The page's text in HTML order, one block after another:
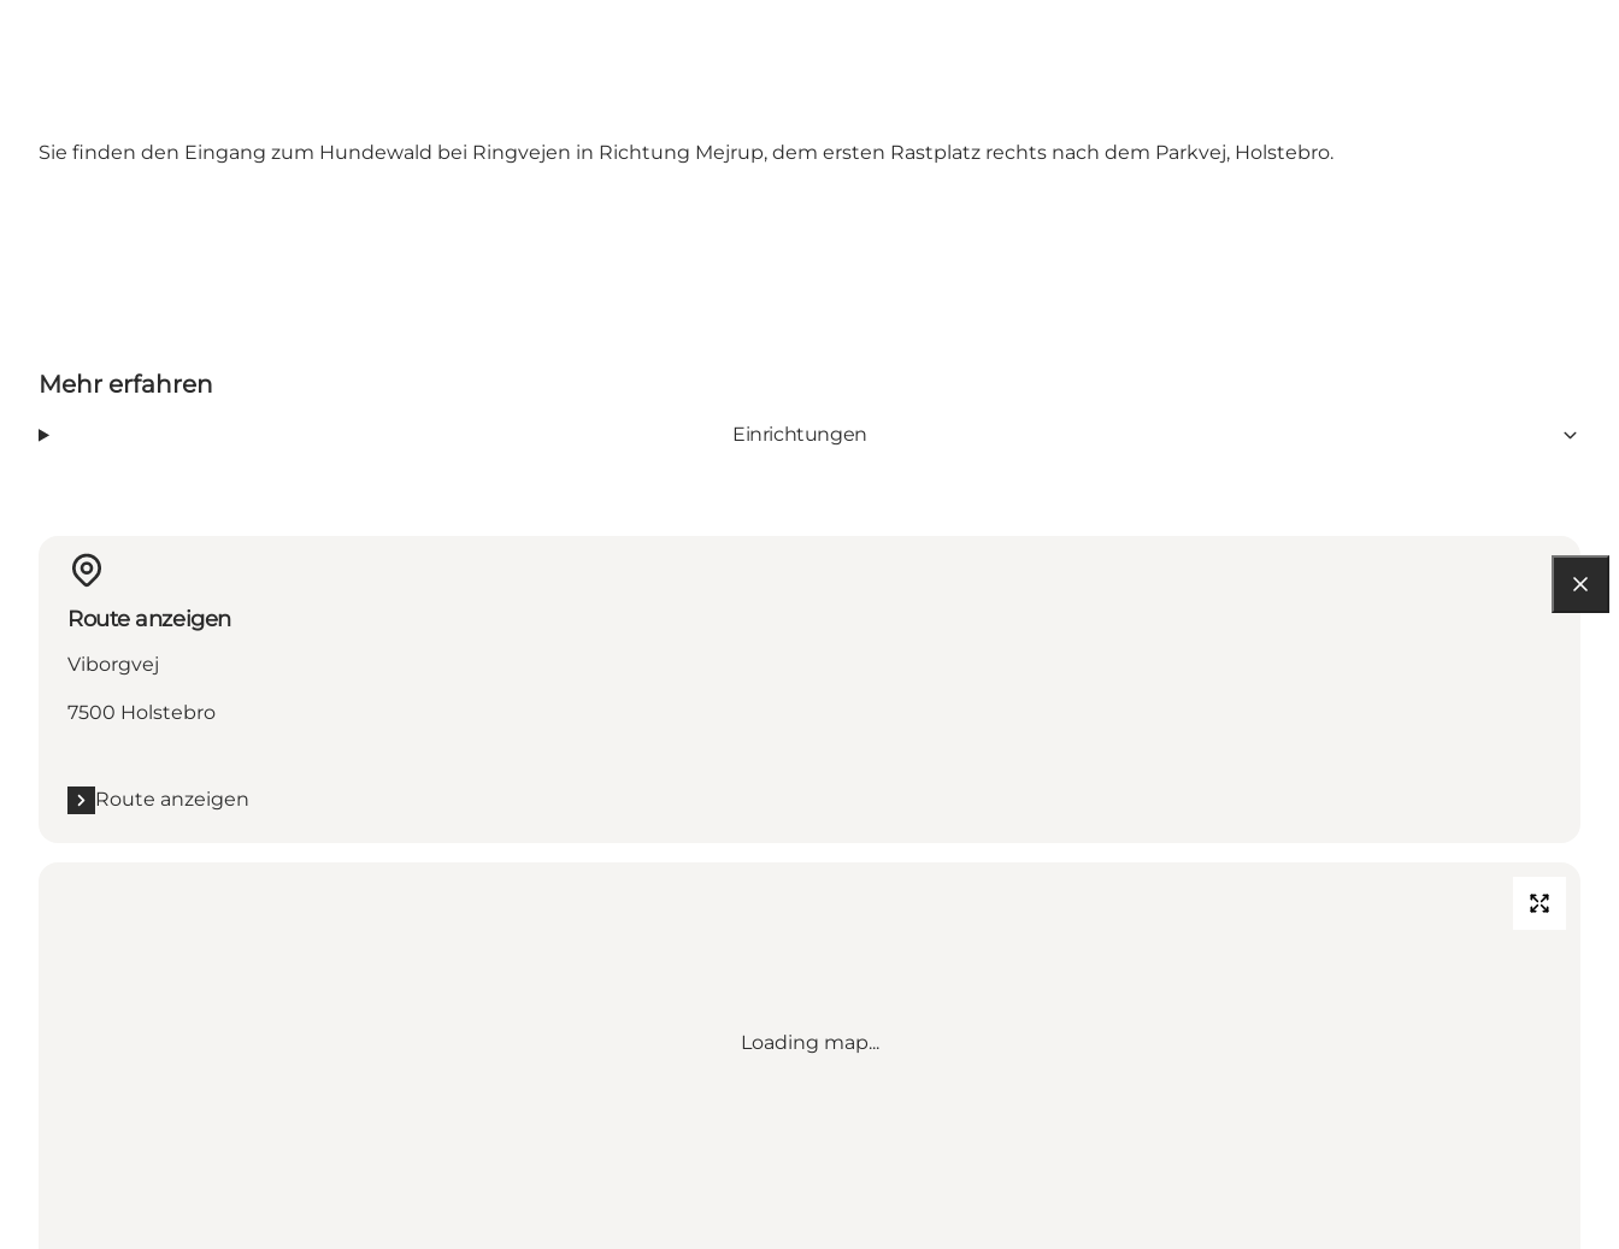
Sie finden den Eingang zum Hundewald bei Ringvejen in Richtung Mejrup, dem ersten Rastplatz rechts nach dem Parkvej, Holstebro.
Mehr erfahren
Einrichtungen
Route anzeigen
Viborgvej
7500 Holstebro
Route anzeigen
Loading map...